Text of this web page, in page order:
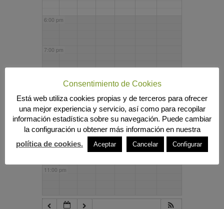
6:00 pm
7:00 pm
9:00 pm
10:00 pm
11:00 pm
Consentimiento de Cookies
Está web utiliza cookies propias y de terceros para ofrecer
una mejor experiencia y servicio, así como para recopilar
información estadística sobre su navegación. Puede cambiar
la configuración u obtener más información en nuestra
política de cookies.
Aceptar Cancelar Configurar